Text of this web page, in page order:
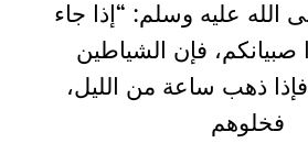
الله عليه وسلم: “إذا جاء
صبيانكم، فإن الشياطين
فإذا ذهب ساعة من الليل،
فخلوهم